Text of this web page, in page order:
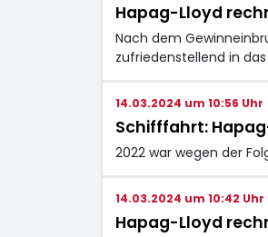
Hapag-Lloyd
Nach dem
zufriedenstellend in
14.03.2024 um 10:56 Uhr
Schifffahrt:
2022 war wegen der
14.03.2024 um 10:42 Uhr
Hapag-Lloyd